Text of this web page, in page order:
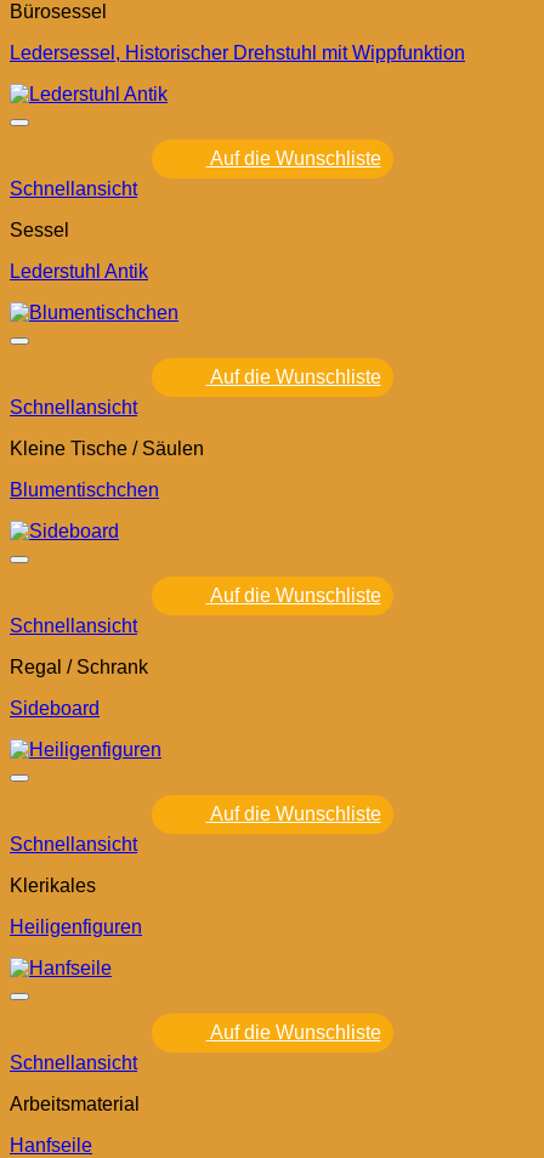
Bürosessel
Ledersessel, Historischer Drehstuhl mit Wippfunktion
Auf die Wunschliste
Schnellansicht
Sessel
Lederstuhl Antik
Auf die Wunschliste
Schnellansicht
Kleine Tische / Säulen
Blumentischchen
Auf die Wunschliste
Schnellansicht
Regal / Schrank
Sideboard
Auf die Wunschliste
Schnellansicht
Klerikales
Heiligenfiguren
Auf die Wunschliste
Schnellansicht
Arbeitsmaterial
Hanfseile